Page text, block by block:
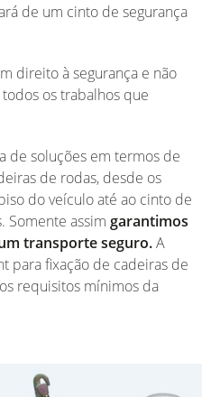
de um cinto de segurança
direito à segurança e não
os trabalhos que
de soluções em termos de
de rodas, desde os
do veículo até ao cinto de
Somente assim garantimos
transporte seguro.A
para fixação de cadeiras de
requisitos mínimos da